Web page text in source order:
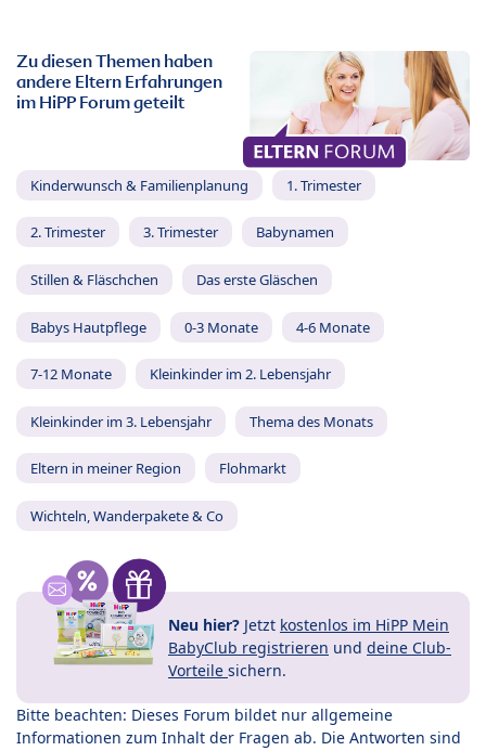
Zu diesen Themen haben
andere Eltern Erfahrungen
im HiPP Forum geteilt
Kinderwunsch & Familienplanung 1. Trimester
2. Trimester 3. Trimester Babynamen
Stillen & Fläschchen Das erste Gläschen
Babys Hautpflege 0-3 Monate 4-6 Monate
7-12 Monate Kleinkinder im 2. Lebensjahr
Kleinkinder im 3. Lebensjahr Thema des Monats
Eltern in meiner Region Flohmarkt
Wichteln, Wanderpakete & Co
Neu hier? Jetzt kostenlos im HiPP Mein
BabyClub registrieren und deine Club-
Vorteile sichern.
Bitte beachten: Dieses Forum bildet nur allgemeine
Informationen zum Inhalt der Fragen ab. Die Antworten sind